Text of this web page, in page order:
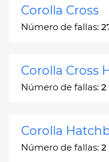
Corolla Cross
Número de fallas:
Corolla Cross
Número de fallas: 2
Corolla
Número de fallas: 2